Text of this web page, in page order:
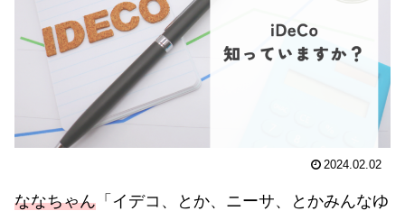
2024.02.02
ななちゃん 「イデコ、とか、ニーサ、とかみんなゆ